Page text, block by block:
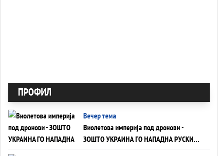
ПРОФИЛ
Вечер тема
Виолетова империја под дронови -
ЗОШТО УКРАИНА ГО НАПАДНА РУСКИОТ
WILDBERRIES